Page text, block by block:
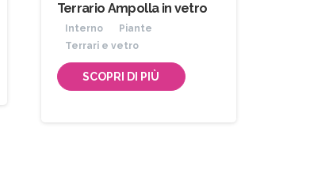
Terrario Ampolla in vetro
Interno
Piante
Terrari e vetro
SCOPRI DI PIÙ